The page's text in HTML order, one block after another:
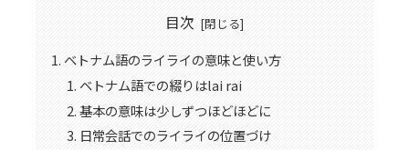
目次
ベトナム語のライライの意味と使い方
ベトナム語での綴りはlai rai
基本の意味は少しずつほどほどに
日常会話でのライライの位置づけ